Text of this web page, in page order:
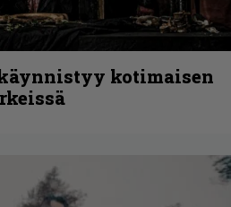
kotimaisen